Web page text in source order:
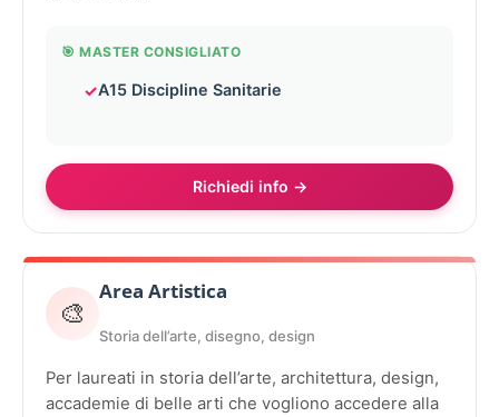
🎯 MASTER CONSIGLIATO
A15 Discipline Sanitarie
Richiedi info →
🎨
Area Artistica
Storia dell’arte, disegno, design
Per laureati in storia dell’arte, architettura, design,
accademie di belle arti che vogliono accedere alla